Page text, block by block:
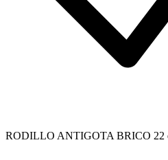
RODILLO ANTIGOTA BRICO 22